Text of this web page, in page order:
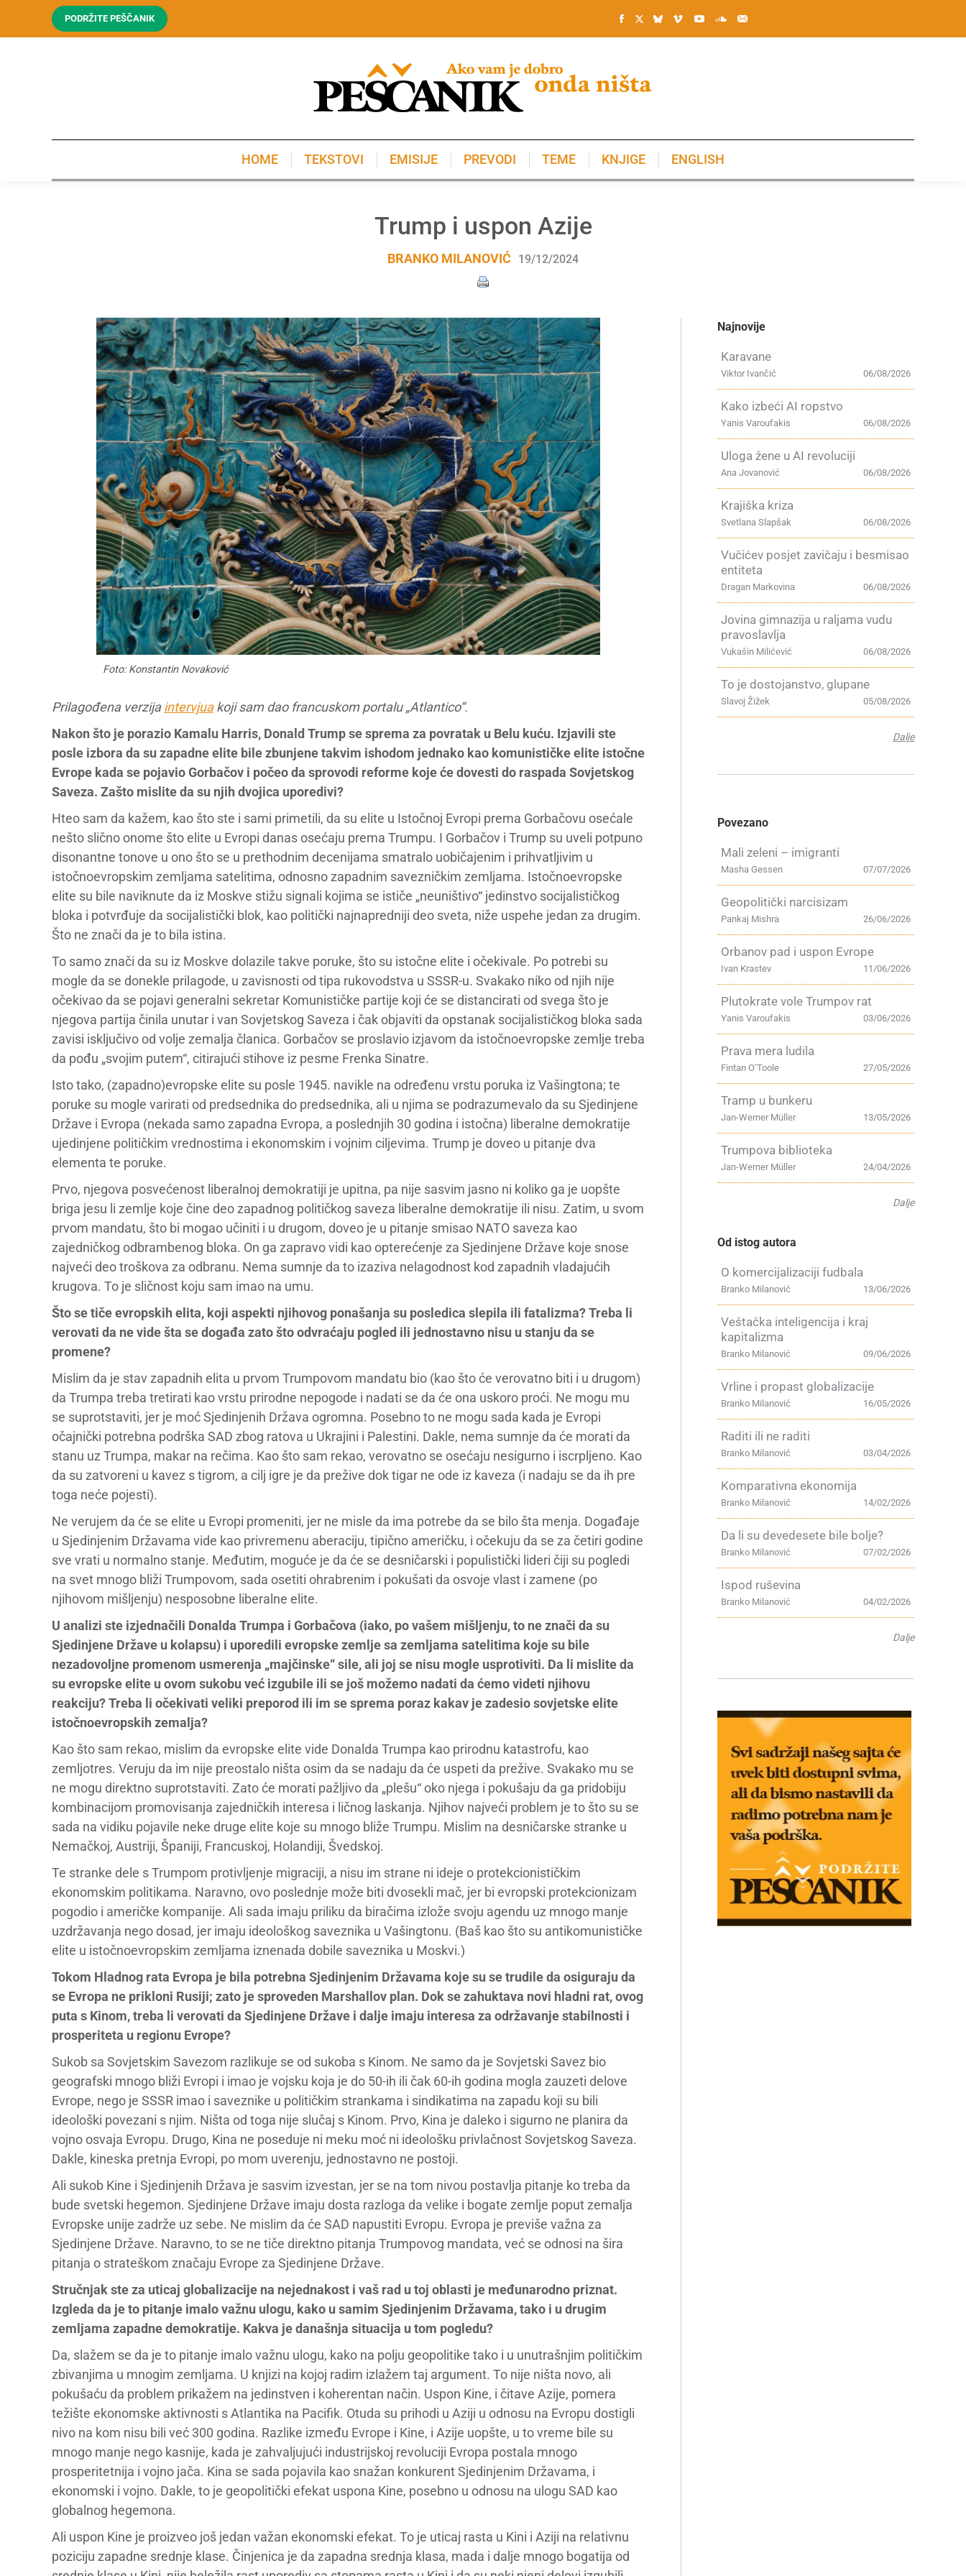
PODRŽITE PEŠČANIK
HOME TEKSTOVI EMISIJE PREVODI TEME KNJIGE ENGLISH
Trump i uspon Azije
BRANKO MILANOVIĆ 19/12/2024
Foto: Konstantin Novaković
Prilagođena verzijaintervjuakoji sam dao francuskom portalu „Atlantico“.
Nakon što je porazio Kamalu Harris, Donald Trump se sprema za povratak u Belu kuću. Izjavili ste
posle izbora da su zapadne elite bile zbunjene takvim ishodom jednako kao komunističke elite istočne
Evrope kada se pojavio Gorbačov i počeo da sprovodi reforme koje će dovesti do raspada Sovjetskog
Saveza. Zašto mislite da su njih dvojica uporedivi?
Hteo sam da kažem, kao što ste i sami primetili, da su elite u Istočnoj Evropi prema Gorbačovu osećale
nešto slično onome što elite u Evropi danas osećaju prema Trumpu. I Gorbačov i Trump su uveli potpuno
disonantne tonove u ono što se u prethodnim decenijama smatralo uobičajenim i prihvatljivim u
istočnoevropskim zemljama satelitima, odnosno zapadnim savezničkim zemljama. Istočnoevropske
elite su bile naviknute da iz Moskve stižu signali kojima se ističe „neuništivo“ jedinstvo socijalističkog
bloka i potvrđuje da socijalistički blok, kao politički najnapredniji deo sveta, niže uspehe jedan za drugim.
Što ne znači da je to bila istina.
To samo znači da su iz Moskve dolazile takve poruke, što su istočne elite i očekivale. Po potrebi su
mogle da se donekle prilagode, u zavisnosti od tipa rukovodstva u SSSR-u. Svakako niko od njih nije
očekivao da se pojavi generalni sekretar Komunističke partije koji će se distancirati od svega što je
njegova partija činila unutar i van Sovjetskog Saveza i čak objaviti da opstanak socijalističkog bloka sada
zavisi isključivo od volje zemalja članica. Gorbačov se proslavio izjavom da istočnoevropske zemlje treba
da pođu „svojim putem“, citirajući stihove iz pesme Frenka Sinatre.
Isto tako, (zapadno)evropske elite su posle 1945. navikle na određenu vrstu poruka iz Vašingtona; te
poruke su mogle varirati od predsednika do predsednika, ali u njima se podrazumevalo da su Sjedinjene
Države i Evropa (nekada samo zapadna Evropa, a poslednjih 30 godina i istočna) liberalne demokratije
ujedinjene političkim vrednostima i ekonomskim i vojnim ciljevima. Trump je doveo u pitanje dva
elementa te poruke.
Prvo, njegova posvećenost liberalnoj demokratiji je upitna, pa nije sasvim jasno ni koliko ga je uopšte
briga jesu li zemlje koje čine deo zapadnog političkog saveza liberalne demokratije ili nisu. Zatim, u svom
prvom mandatu, što bi mogao učiniti i u drugom, doveo je u pitanje smisao NATO saveza kao
zajedničkog odbrambenog bloka. On ga zapravo vidi kao opterećenje za Sjedinjene Države koje snose
najveći deo troškova za odbranu. Nema sumnje da to izaziva nelagodnost kod zapadnih vladajućih
krugova. To je sličnost koju sam imao na umu.
Što se tiče evropskih elita, koji aspekti njihovog ponašanja su posledica slepila ili fatalizma? Treba li
verovati da ne vide šta se događa zato što odvraćaju pogled ili jednostavno nisu u stanju da se
promene?
Mislim da je stav zapadnih elita u prvom Trumpovom mandatu bio (kao što će verovatno biti i u drugom)
da Trumpa treba tretirati kao vrstu prirodne nepogode i nadati se da će ona uskoro proći. Ne mogu mu
se suprotstaviti, jer je moć Sjedinjenih Država ogromna. Posebno to ne mogu sada kada je Evropi
očajnički potrebna podrška SAD zbog ratova u Ukrajini i Palestini. Dakle, nema sumnje da će morati da
stanu uz Trumpa, makar na rečima. Kao što sam rekao, verovatno se osećaju nesigurno i iscrpljeno. Kao
da su zatvoreni u kavez s tigrom, a cilj igre je da prežive dok tigar ne ode iz kaveza (i nadaju se da ih pre
toga neće pojesti).
Ne verujem da će se elite u Evropi promeniti, jer ne misle da ima potrebe da se bilo šta menja. Događaje
u Sjedinjenim Državama vide kao privremenu aberaciju, tipično američku, i očekuju da se za četiri godine
sve vrati u normalno stanje. Međutim, moguće je da će se desničarski i populistički lideri čiji su pogledi
na svet mnogo bliži Trumpovom, sada osetiti ohrabrenim i pokušati da osvoje vlast i zamene (po
njihovom mišljenju) nesposobne liberalne elite.
U analizi ste izjednačili Donalda Trumpa i Gorbačova (iako, po vašem mišljenju, to ne znači da su
Sjedinjene Države u kolapsu) i uporedili evropske zemlje sa zemljama satelitima koje su bile
nezadovoljne promenom usmerenja „majčinske“ sile, ali joj se nisu mogle usprotiviti. Da li mislite da
su evropske elite u ovom sukobu već izgubile ili se još možemo nadati da ćemo videti njihovu
reakciju? Treba li očekivati veliki preporod ili im se sprema poraz kakav je zadesio sovjetske elite
istočnoevropskih zemalja?
Kao što sam rekao, mislim da evropske elite vide Donalda Trumpa kao prirodnu katastrofu, kao
zemljotres. Veruju da im nije preostalo ništa osim da se nadaju da će uspeti da prežive. Svakako mu se
ne mogu direktno suprotstaviti. Zato će morati pažljivo da „plešu“ oko njega i pokušaju da ga pridobiju
kombinacijom promovisanja zajedničkih interesa i ličnog laskanja. Njihov najveći problem je to što su se
sada na vidiku pojavile neke druge elite koje su mnogo bliže Trumpu. Mislim na desničarske stranke u
Nemačkoj, Austriji, Španiji, Francuskoj, Holandiji, Švedskoj.
Te stranke dele s Trumpom protivljenje migraciji, a nisu im strane ni ideje o protekcionističkim
ekonomskim politikama. Naravno, ovo poslednje može biti dvosekli mač, jer bi evropski protekcionizam
pogodio i američke kompanije. Ali sada imaju priliku da biračima izlože svoju agendu uz mnogo manje
uzdržavanja nego dosad, jer imaju ideološkog saveznika u Vašingtonu. (Baš kao što su antikomunističke
elite u istočnoevropskim zemljama iznenada dobile saveznika u Moskvi.)
Tokom Hladnog rata Evropa je bila potrebna Sjedinjenim Državama koje su se trudile da osiguraju da
se Evropa ne prikloni Rusiji; zato je sproveden Marshallov plan. Dok se zahuktava novi hladni rat, ovog
puta s Kinom, treba li verovati da Sjedinjene Države i dalje imaju interesa za održavanje stabilnosti i
prosperiteta u regionu Evrope?
Sukob sa Sovjetskim Savezom razlikuje se od sukoba s Kinom. Ne samo da je Sovjetski Savez bio
geografski mnogo bliži Evropi i imao je vojsku koja je do 50-ih ili čak 60-ih godina mogla zauzeti delove
Evrope, nego je SSSR imao i saveznike u političkim strankama i sindikatima na zapadu koji su bili
ideološki povezani s njim. Ništa od toga nije slučaj s Kinom. Prvo, Kina je daleko i sigurno ne planira da
vojno osvaja Evropu. Drugo, Kina ne poseduje ni meku moć ni ideološku privlačnost Sovjetskog Saveza.
Dakle, kineska pretnja Evropi, po mom uverenju, jednostavno ne postoji.
Ali sukob Kine i Sjedinjenih Država je sasvim izvestan, jer se na tom nivou postavlja pitanje ko treba da
bude svetski hegemon. Sjedinjene Države imaju dosta razloga da velike i bogate zemlje poput zemalja
Evropske unije zadrže uz sebe. Ne mislim da će SAD napustiti Evropu. Evropa je previše važna za
Sjedinjene Države. Naravno, to se ne tiče direktno pitanja Trumpovog mandata, već se odnosi na šira
pitanja o strateškom značaju Evrope za Sjedinjene Države.
Stručnjak ste za uticaj globalizacije na nejednakost i vaš rad u toj oblasti je međunarodno priznat.
Izgleda da je to pitanje imalo važnu ulogu, kako u samim Sjedinjenim Državama, tako i u drugim
zemljama zapadne demokratije. Kakva je današnja situacija u tom pogledu?
Da, slažem se da je to pitanje imalo važnu ulogu, kako na polju geopolitike tako i u unutrašnjim političkim
zbivanjima u mnogim zemljama. U knjizi na kojoj radim izlažem taj argument. To nije ništa novo, ali
pokušaću da problem prikažem na jedinstven i koherentan način. Uspon Kine, i čitave Azije, pomera
težište ekonomske aktivnosti s Atlantika na Pacifik. Otuda su prihodi u Aziji u odnosu na Evropu dostigli
nivo na kom nisu bili već 300 godina. Razlike između Evrope i Kine, i Azije uopšte, u to vreme bile su
mnogo manje nego kasnije, kada je zahvaljujući industrijskoj revoluciji Evropa postala mnogo
prosperitetnija i vojno jača. Kina se sada pojavila kao snažan konkurent Sjedinjenim Državama, i
ekonomski i vojno. Dakle, to je geopolitički efekat uspona Kine, posebno u odnosu na ulogu SAD kao
globalnog hegemona.
Ali uspon Kine je proizveo još jedan važan ekonomski efekat. To je uticaj rasta u Kini i Aziji na relativnu
poziciju zapadne srednje klase. Činjenica je da zapadna srednja klasa, mada i dalje mnogo bogatija od
Najnovije
Karavane
06/08/2026
Viktor Ivančić
Kako izbeći AI ropstvo
06/08/2026
Yanis Varoufakis
Uloga žene u AI revoluciji
06/08/2026
Ana Jovanović
Krajiška kriza
06/08/2026
Svetlana Slapšak
Vučićev posjet zavičaju i besmisao
entiteta
06/08/2026
Dragan Markovina
Jovina gimnazija u raljama vudu
pravoslavlja
06/08/2026
Vukašin Milićević
To je dostojanstvo, glupane
05/08/2026
Slavoj Žižek
Dalje
Povezano
Mali zeleni – imigranti
07/07/2026
Masha Gessen
Geopolitički narcisizam
26/06/2026
Pankaj Mishra
Orbanov pad i uspon Evrope
11/06/2026
Ivan Krastev
Plutokrate vole Trumpov rat
03/06/2026
Yanis Varoufakis
Prava mera ludila
27/05/2026
Fintan O’Toole
Tramp u bunkeru
13/05/2026
Jan-Werner Müller
Trumpova biblioteka
24/04/2026
Jan-Werner Müller
Dalje
Od istog autora
O komercijalizaciji fudbala
13/06/2026
Branko Milanović
Veštačka inteligencija i kraj
kapitalizma
09/06/2026
Branko Milanović
Vrline i propast globalizacije
16/05/2026
Branko Milanović
Raditi ili ne raditi
03/04/2026
Branko Milanović
Komparativna ekonomija
14/02/2026
Branko Milanović
Da li su devedesete bile bolje?
07/02/2026
Branko Milanović
Ispod ruševina
04/02/2026
Branko Milanović
Dalje
KNJIGE ENGLISH